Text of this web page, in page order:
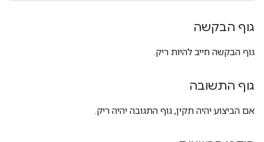
גוף הבקשה
גוף הבקשה חייב להיות ריק.
גוף התשובה
אם הביצוע יהיה תקין, גוף התגובה יהיה ריק.